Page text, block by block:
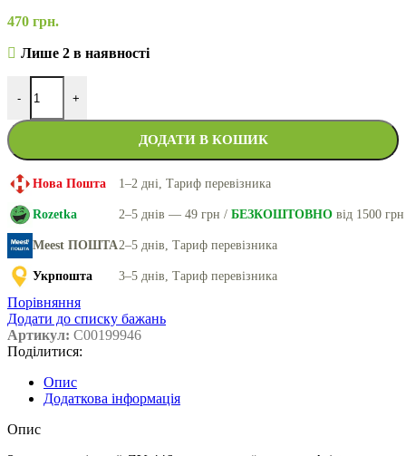
470 грн.
Лише 2 в наявності
- +
ДОДАТИ В КОШИК
Нова Пошта 1–2 дні, Тариф перевізника
Rozetka 2–5 днів — 49 грн / БЕЗКОШТОВНО від 1500 грн
Meest ПОШТА2–5 днів, Тариф перевізника
Укрпошта 3–5 днів, Тариф перевізника
Порівняння
Додати до списку бажань
Артикул: C00199946
Поділитися:
Опис
Додаткова інформація
Опис